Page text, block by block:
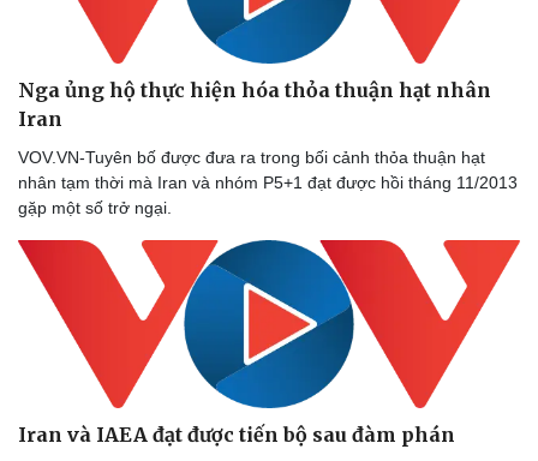
Thể thao
Bóng đá
Lịch thi đấu bóng đá
Thế giới thể thao
eSports
Ô tô - Xe máy
Xe máy
Tư vấn
Nga ủng hộ thực hiện hóa thỏa thuận hạt nhân
Iran
VOV.VN-Tuyên bố được đưa ra trong bối cảnh thỏa thuận hạt
nhân tạm thời mà Iran và nhóm P5+1 đạt được hồi tháng 11/2013
gặp một số trở ngại.
Iran và IAEA đạt được tiến bộ sau đàm phán